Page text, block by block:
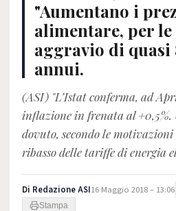
"Aumentano i
alimentare, per
aggravio di quasi
annui.
(ASI) "L’Istat conferma, ad
inflazione in frenata al
dovuto, secondo le
ribasso delle tariffe di energia
Di Redazione ASI16 Maggio 2018 – 13:06
Stampa